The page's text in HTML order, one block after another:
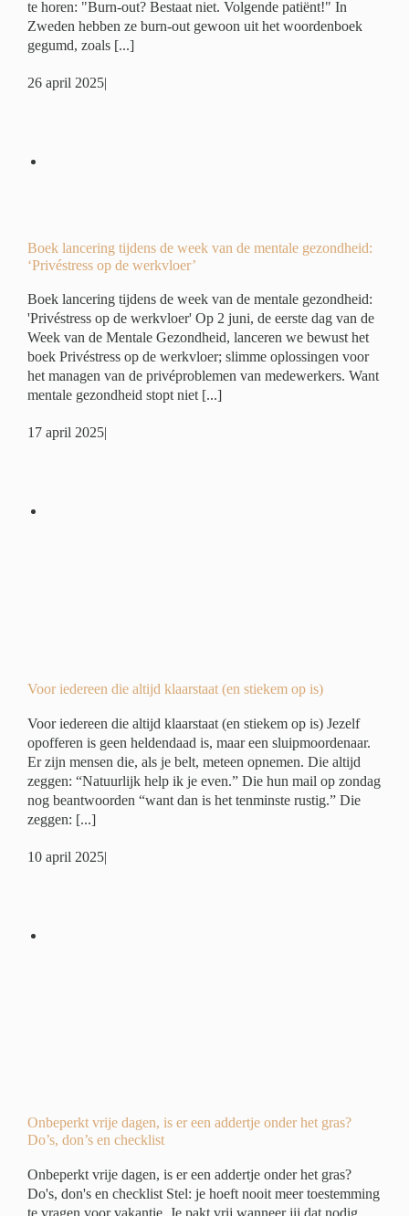
te horen: "Burn-out? Bestaat niet. Volgende patiënt!" In
Zweden hebben ze burn-out gewoon uit het woordenboek
gegumd, zoals [...]
26 april 2025|
Boek lancering tijdens de week van de mentale gezondheid:
‘Privéstress op de werkvloer’
Boek lancering tijdens de week van de mentale gezondheid:
'Privéstress op de werkvloer' Op 2 juni, de eerste dag van de
Week van de Mentale Gezondheid, lanceren we bewust het
boek Privéstress op de werkvloer; slimme oplossingen voor
het managen van de privéproblemen van medewerkers. Want
mentale gezondheid stopt niet [...]
17 april 2025|
Voor iedereen die altijd klaarstaat (en stiekem op is)
Voor iedereen die altijd klaarstaat (en stiekem op is) Jezelf
opofferen is geen heldendaad is, maar een sluipmoordenaar.
Er zijn mensen die, als je belt, meteen opnemen. Die altijd
zeggen: “Natuurlijk help ik je even.” Die hun mail op zondag
nog beantwoorden “want dan is het tenminste rustig.” Die
zeggen: [...]
10 april 2025|
Onbeperkt vrije dagen, is er een addertje onder het gras?
Do’s, don’s en checklist
Onbeperkt vrije dagen, is er een addertje onder het gras?
Do's, don's en checklist Stel: je hoeft nooit meer toestemming
te vragen voor vakantie. Je pakt vrij wanneer jij dat nodig